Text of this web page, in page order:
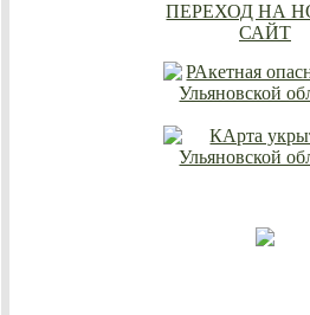
ПЕРЕХОД НА
САЙТ